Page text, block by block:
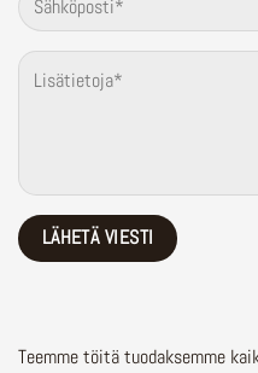
Teemme töitä tuodaksemme